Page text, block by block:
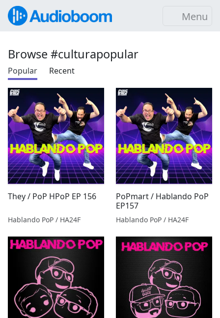
Menu
Browse #culturapopular
Popular Recent
They / PoP HPoP EP 156
Hablando PoP / HA24F
PoPmart / Hablando PoP
EP157
Hablando PoP / HA24F